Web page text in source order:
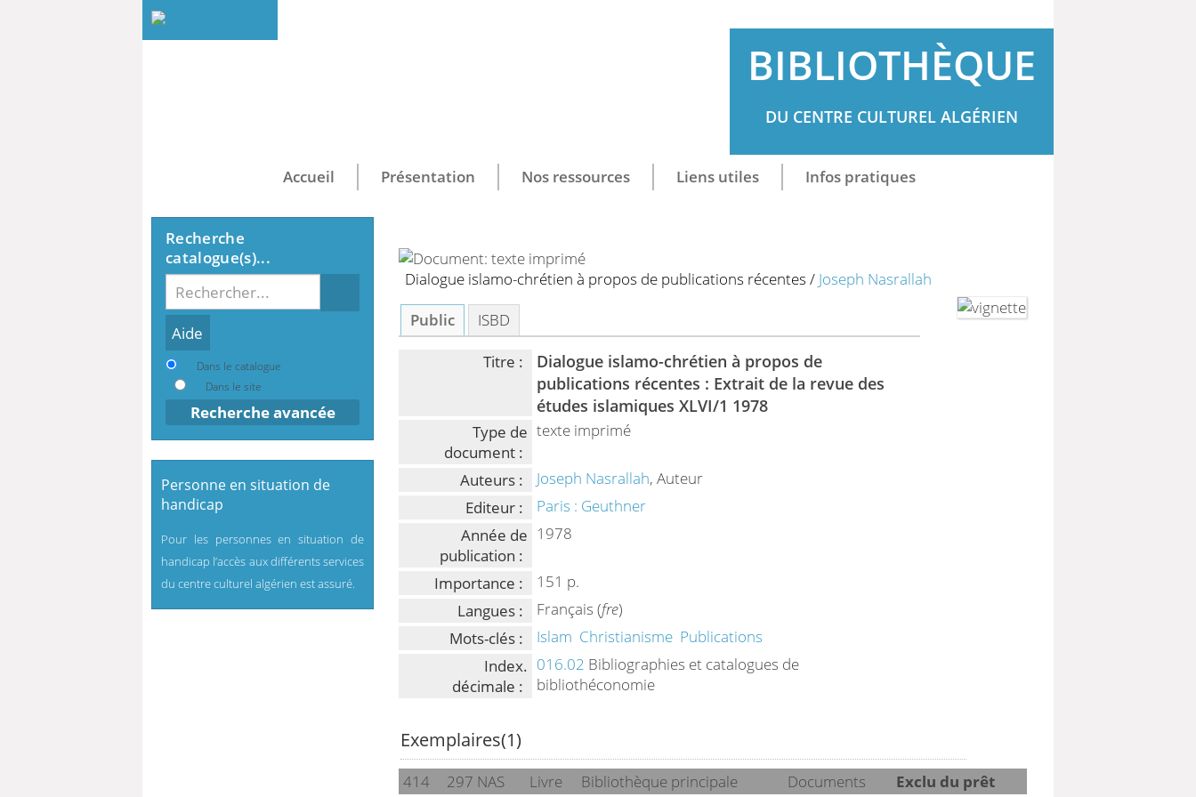
BIBLIOTHÈQUE
DU CENTRE CULTUREL ALGÉRIEN
Accueil Présentation Nos ressources Liens utiles Infos pratiques
Dialogue islamo-chrétien à propos de publications récentes / Joseph Nasrallah
Public
ISBD
Titre :
Dialogue islamo-chrétien à propos de
publications récentes : Extrait de la revue des
études islamiques XLVI/1 1978
Type de
document :
texte imprimé
Auteurs : Joseph Nasrallah, Auteur
Editeur :
Paris : Geuthner
Année de
publication :
1978
Importance :
151 p.
Langues :
Français (fre)
Mots-clés :
Islam Christianisme Publications
Index.
décimale :
016.02 Bibliographies et catalogues de
bibliothéconomie
Exemplaires(1)
414 297 NAS Livre Bibliothèque principale Documents
Exclu du prêt
Recherche
catalogue(s)...
Dans le catalogue
Dans le site
Recherche avancée
Personne en situation de
handicap
Pour les personnes en situation de
handicap l’accès aux différents services
du centre culturel algérien est assuré.